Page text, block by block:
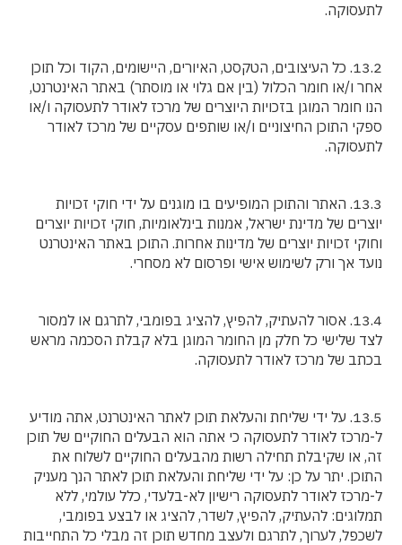
לתעסוקה.
13.2. כל העיצובים, הטקסט, האיורים, היישומים, הקוד וכל תוכן
אחר ו/או חומר הכלול (בין אם גלוי או מוסתר) באתר האינטרנט,
הנו חומר המוגן בזכויות היוצרים של מרכז לאודר לתעסוקה ו/או
ספקי התוכן החיצוניים ו/או שותפים עסקיים של מרכז לאודר
לתעסוקה.
13.3. האתר והתוכן המופיעים בו מוגנים על ידי חוקי זכויות
יוצרים של מדינת ישראל, אמנות בינלאומיות, חוקי זכויות יוצרים
וחוקי זכויות יוצרים של מדינות אחרות. התוכן באתר האינטרנט
נועד אך ורק לשימוש אישי ופרסום לא מסחרי.
13.4. אסור להעתיק, להפיץ, להציג בפומבי, לתרגם או למסור
לצד שלישי כל חלק מן החומר המוגן בלא קבלת הסכמה מראש
בכתב של מרכז לאודר לתעסוקה.
13.5. על ידי שליחת והעלאת תוכן לאתר האינטרנט, אתה מודיע
ל-מרכז לאודר לתעסוקה כי אתה הוא הבעלים החוקיים של תוכן
זה, או שקיבלת תחילה רשות מהבעלים החוקיים לשלוח את
התוכן. יתר על כן: על ידי שליחת והעלאת תוכן לאתר הנך מעניק
ל-מרכז לאודר לתעסוקה רישיון לא-בלעדי, כלל עולמי, ללא
תמלוגים: להעתיק, להפיץ, לשדר, להציג או לבצע בפומבי,
לשכפל, לערוך, לתרגם ולעצב מחדש תוכן זה מבלי כל התחייבות